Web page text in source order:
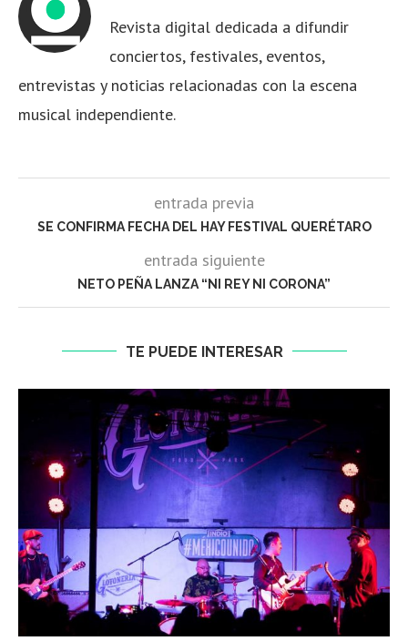
Revista digital dedicada a difundir
conciertos, festivales, eventos,
entrevistas y noticias relacionadas con la escena
musical independiente.
entrada previa
SE CONFIRMA FECHA DEL HAY FESTIVAL QUERÉTARO
entrada siguiente
NETO PEÑA LANZA “NI REY NI CORONA”
TE PUEDE INTERESAR